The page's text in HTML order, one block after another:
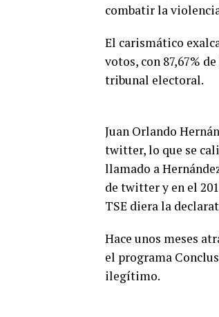
combatir la
El carismático
votos, con 87,67%
tribunal electoral.
Juan Orlando
twitter, lo que se
llamado a
de twitter y en el
TSE diera la
Hace unos meses
el programa
ilegítimo.